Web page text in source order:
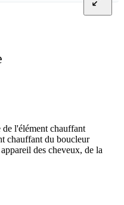
de l'élément chauffant
chauffant du boucleur
des cheveux, de la